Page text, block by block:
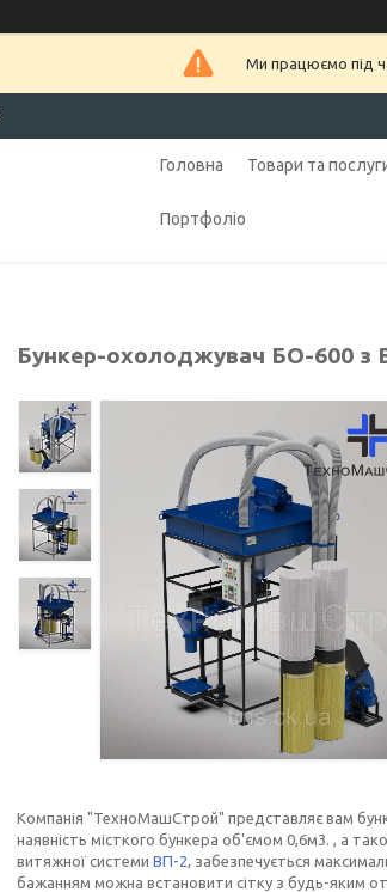
Ми працюємо під
Головна Товари та
Портфоліо
Бункер-охолоджувач БО-600 з
Компанія "ТехноМашСтрой" представляє вам
наявність місткого бункера об'ємом 0,6м3. , а
витяжної системи ВП-2 , забезпечується
бажанням можна встановити сітку з будь-яким